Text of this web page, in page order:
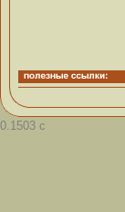
0.1503 с